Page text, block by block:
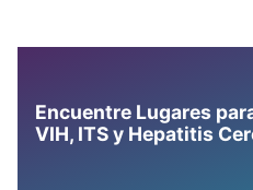
Encuentre Lugares
VIH, ITS y Hepatitis